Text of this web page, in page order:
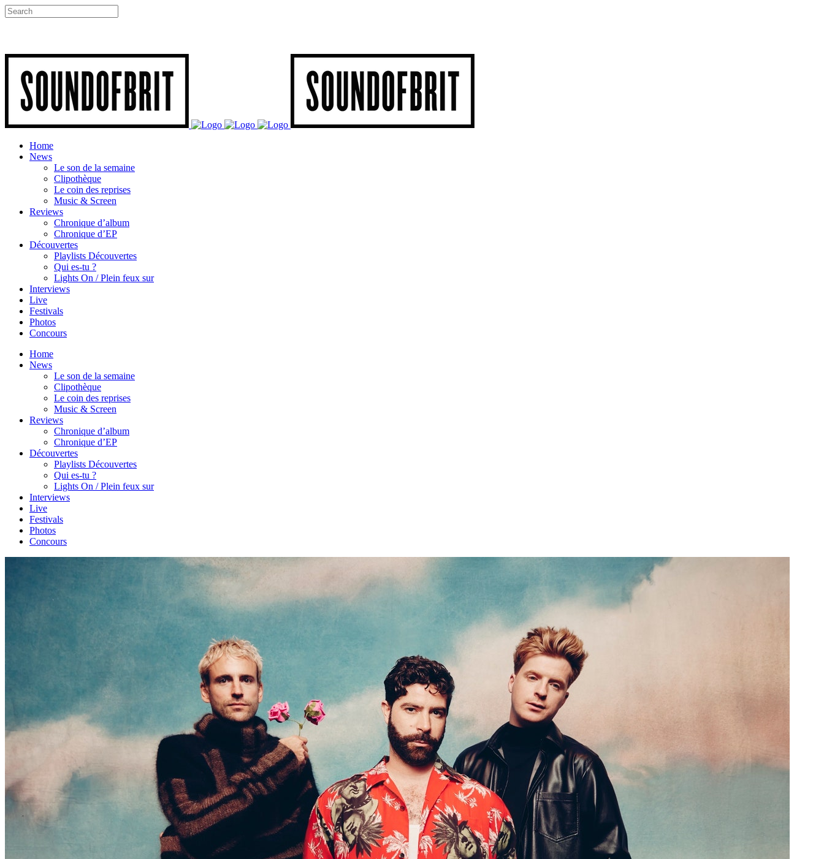
Home
News
Le son de la semaine
Clipothèque
Le coin des reprises
Music & Screen
Reviews
Chronique d’album
Chronique d’EP
Découvertes
Playlists Découvertes
Qui es-tu ?
Lights On / Plein feux sur
Interviews
Live
Festivals
Photos
Concours
Home
News
Le son de la semaine
Clipothèque
Le coin des reprises
Music & Screen
Reviews
Chronique d’album
Chronique d’EP
Découvertes
Playlists Découvertes
Qui es-tu ?
Lights On / Plein feux sur
Interviews
Live
Festivals
Photos
Concours